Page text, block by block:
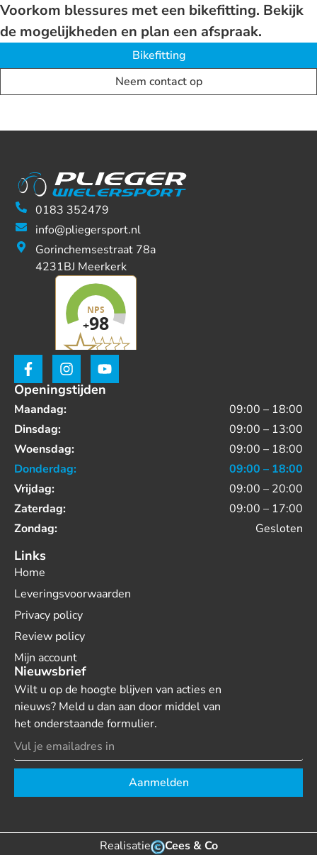
Voorkom blessures met een bikefitting. Bekijk
de mogelijkheden en plan een afspraak.
Bikefitting
Neem contact op
0183 352479
info@pliegersport.nl
Gorinchemsestraat 78a
4231BJ Meerkerk
Openingstijden
Maandag:
09:00 – 18:00
Dinsdag:
09:00 – 13:00
Woensdag:
09:00 – 18:00
Donderdag:
09:00 – 18:00
Vrijdag:
09:00 – 20:00
Zaterdag:
09:00 – 17:00
Zondag:
Gesloten
Links
Home
Leveringsvoorwaarden
Privacy policy
Review policy
Mijn account
Nieuwsbrief
Wilt u op de hoogte blijven van acties en
nieuws? Meld u dan aan door middel van
het onderstaande formulier.
Aanmelden
Realisatie
Cees & Co